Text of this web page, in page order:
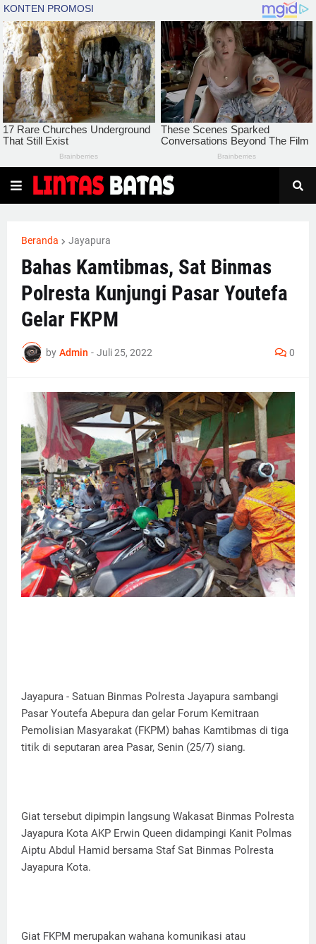
Beranda Jayapura
Bahas Kamtibmas, Sat Binmas
Polresta Kunjungi Pasar Youtefa
Gelar FKPM
by Admin - Juli 25, 2022 0
Jayapura - Satuan Binmas Polresta Jayapura sambangi
Pasar Youtefa Abepura dan gelar Forum Kemitraan
Pemolisian Masyarakat (FKPM) bahas Kamtibmas di tiga
titik di seputaran area Pasar, Senin (25/7) siang.
Giat tersebut dipimpin langsung Wakasat Binmas Polresta
Jayapura Kota AKP Erwin Queen didampingi Kanit Polmas
Aiptu Abdul Hamid bersama Staf Sat Binmas Polresta
Jayapura Kota.
Giat FKPM merupakan wahana komunikasi atau